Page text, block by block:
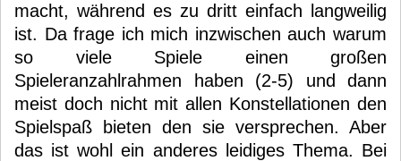
macht, während es zu dritt einfach langweilig
ist. Da frage ich mich inzwischen auch warum
so viele Spiele einen großen
Spieleranzahlrahmen haben (2-5) und dann
meist doch nicht mit allen Konstellationen den
Spielspaß bieten den sie versprechen. Aber
das ist wohl ein anderes leidiges Thema. Bei